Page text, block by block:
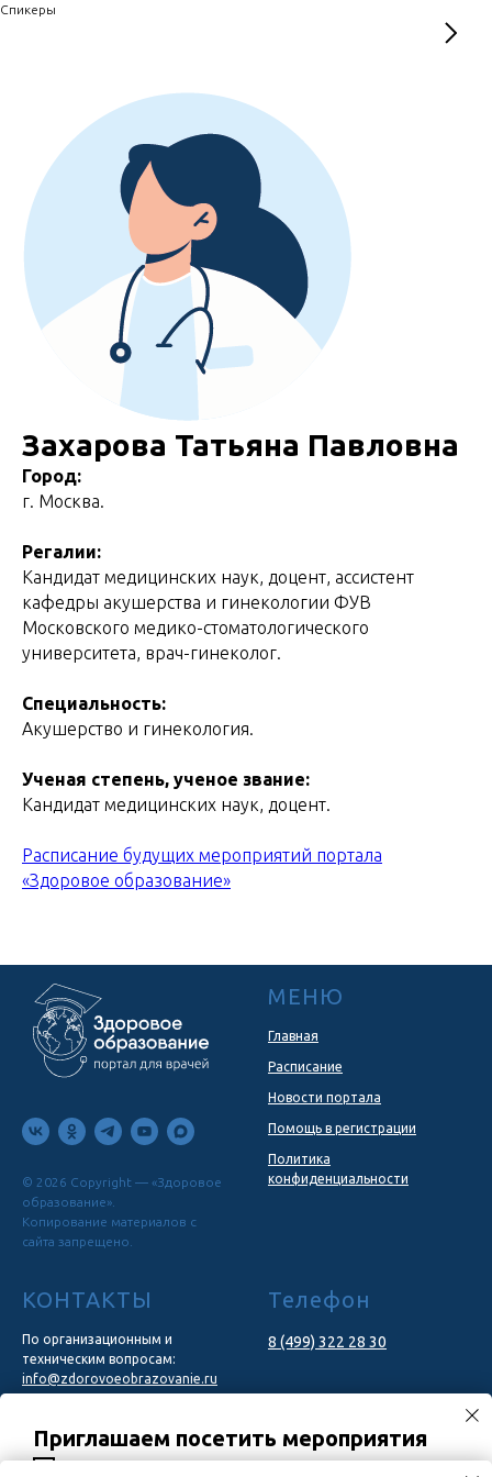
Спикеры
Захарова Татьяна Павловна
Город:
г. Москва.
Регалии:
Кандидат медицинских наук, доцент, ассистент
кафедры акушерства и гинекологии ФУВ
Московского медико-стоматологического
университета, врач-гинеколог.
Специальность:
Акушерство и гинекология.
Ученая степень, ученое звание:
Кандидат медицинских наук, доцент.
Расписание будущих мероприятий портала
«Здоровое образование»
Приглашаем посетить мероприятия
© 2026 Copyright — «Здоровое
образование».
Копирование материалов с
сайта запрещено.
МЕНЮ
Главная
Расписание
Новости портала
Помощь в регистрации
Политика
конфиденциальности
КОНТАКТЫ
По организационным и
техническим вопросам:
info@zdorovoeobrazovanie.ru
marketing@congresscentr.com
Телефон
8 (499) 322 28 30